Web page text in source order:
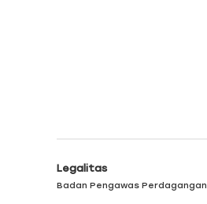
Legalitas
Badan Pengawas